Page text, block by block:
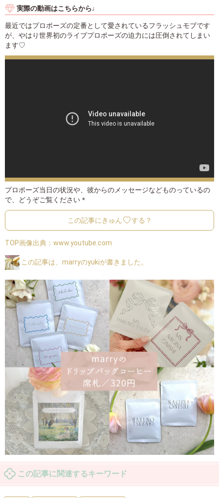
実際の動画はこちらから♩
最近ではプロポーズの定番として愛されているフラッシュモブです
が、やはり世界初のライブプロポーズの迫力には圧倒されてしまい
ます♡
プロポーズ当日の状況や、彼からのメッセージなどものっているの
で、どうぞご覧ください＊
この記事にきゅん する？
TOP画像出典： www.youtube.com
この記事は、marryのyukiが書きました。
この記事に関連するキーワード